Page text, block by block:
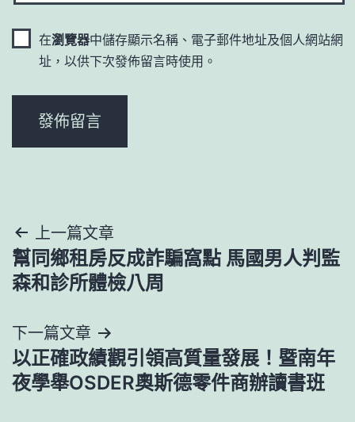
在瀏覽器中儲存顯示名稱、電子郵件地址及個人網站網
址，以供下次發佈留言時使用。
文
章
覽
上一篇文章
幫同鄉租房反成詐騙窩點 馬國男人判監
森和診所體檢八周
下一篇文章
以正確政績觀引領高質量發展！暨南年
夜學舉OSDER奧斯德零件商辦讀書班